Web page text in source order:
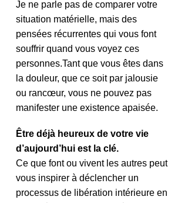
Je ne parle pas de comparer votre
situation matérielle, mais des
pensées récurrentes qui vous font
souffrir quand vous voyez ces
personnes.Tant que vous êtes dans
la douleur, que ce soit par jalousie
ou rancœur, vous ne pouvez pas
manifester une existence apaisée.
Être déjà heureux de votre vie
d’aujourd’hui est la clé.
Ce que font ou vivent les autres peut
vous inspirer à déclencher un
processus de libération intérieure en